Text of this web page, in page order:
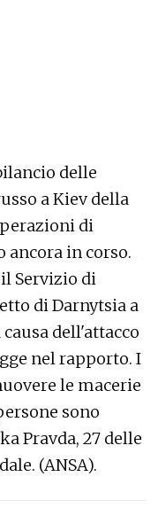
delle
a Kiev della
di
ancora in corso.
Servizio di
di Darnytsia a
dell'attacco
nel rapporto. I
le macerie
sono
Pravda, 27 delle
(ANSA).